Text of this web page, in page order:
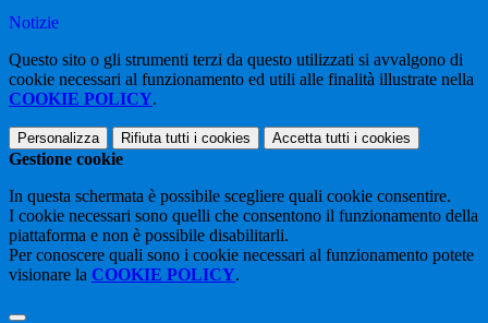
Notizie
Questo sito o gli strumenti terzi da questo utilizzati si avvalgono di
cookie necessari al funzionamento ed utili alle finalità illustrate nella
COOKIE POLICY.
Personalizza Rifiuta tutti i cookies Accetta tutti i cookies
Gestione cookie
In questa schermata è possibile scegliere quali cookie consentire.
I cookie necessari sono quelli che consentono il funzionamento della
piattaforma e non è possibile disabilitarli.
Per conoscere quali sono i cookie necessari al funzionamento potete
visionare la COOKIE POLICY.